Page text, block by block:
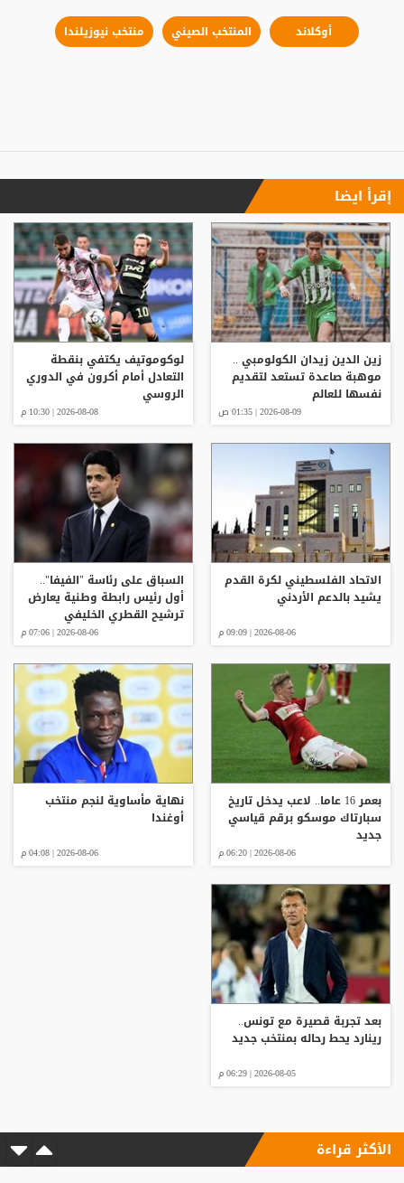
أوكلاند المنتخب الصيني منتخب نيوزيلندا
إقرأ ايضا
زين الدين زيدان الكولومبي ..
موهبة صاعدة تستعد لتقديم
نفسها للعالم
2026-08-09 | 01:35 ص
لوكوموتيف يكتفي بنقطة
التعادل أمام أكرون في الدوري
الروسي
2026-08-08 | 10:30 م
الاتحاد الفلسطيني لكرة القدم
يشيد بالدعم الأردني
2026-08-06 | 09:09 م
السباق على رئاسة "الفيفا"..
أول رئيس رابطة وطنية يعارض
ترشيح القطري الخليفي
2026-08-06 | 07:06 م
بعمر 16 عاما.. لاعب يدخل تاريخ
سبارتاك موسكو برقم قياسي
جديد
2026-08-06 | 06:20 م
نهاية مأساوية لنجم منتخب
أوغندا
2026-08-06 | 04:08 م
بعد تجربة قصيرة مع تونس..
رينارد يحط رحاله بمنتخب جديد
2026-08-05 | 06:29 م
الأكثر قراءة